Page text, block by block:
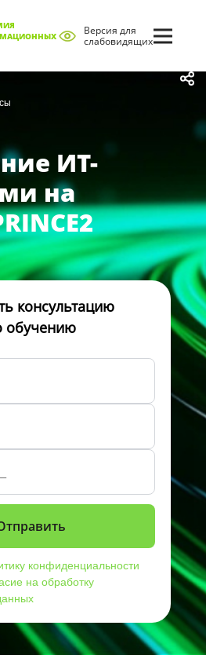
Версия для
слабовидящих
ИТ-
на
консультацию
обучению
конфиденциальности
на обработку